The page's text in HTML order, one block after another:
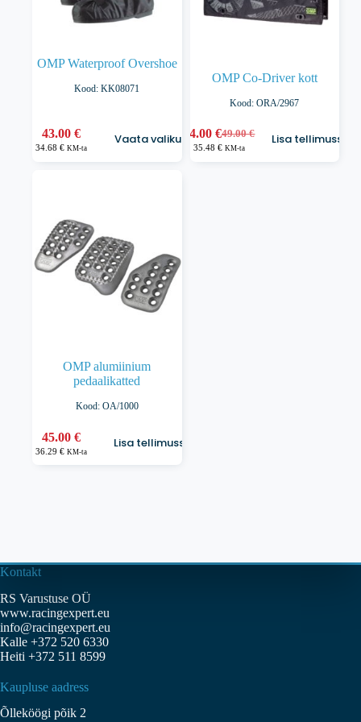
OMP Waterproof Overshoe
Kood: KK08071
43.00€
34.68€ KM-ta
Vaata valikuid
Sellel
tootel
tootelehel.
OMP Co-Driver kott
Kood: ORA/2967
49.00€
Algne
hind
44.00€Praegune
hind
35.48 € KM-ta
Lisa tellimusse
OMP alumiinium
pedaalikatted
Kood: OA/1000
45.00€
36.29€ KM-ta
Lisa tellimusse
Kontakt
RS Varustuse OÜ
www.racingexpert.eu
info@racingexpert.eu
Kalle +372 520 6330
Heiti +372 511 8599
Kaupluse aadress
Õlleköögi põik 2